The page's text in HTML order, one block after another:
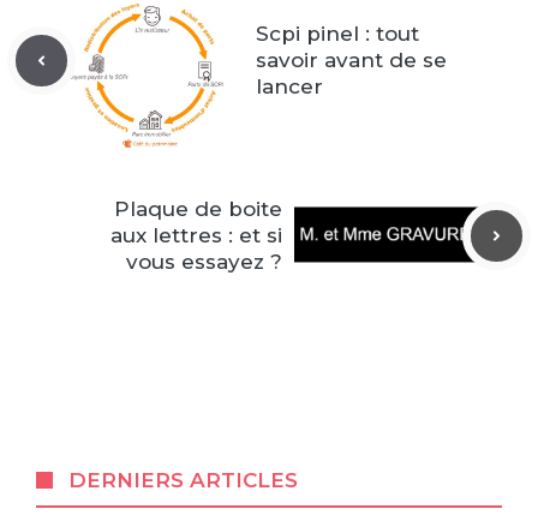
Scpi pinel : tout
savoir avant de se
lancer
Plaque de boite
aux lettres : et si
vous essayez ?
DERNIERS ARTICLES